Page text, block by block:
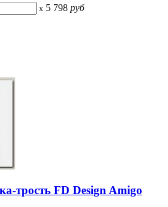
x 5 798 руб
трость FD Design Amigo